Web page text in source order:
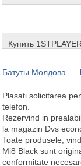
Купить
Батуты Молдова
Plasati solicitarea
telefon.
Rezervind in
la magazin Dvs
Toate produsele,
Mi8 Black sunt
conformitate